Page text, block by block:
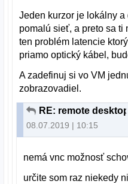
Jeden kurzor je lokálny
pomalú sieť, a preto sa ti
ten problém latencie
priamo optický kábel,
A zadefinuj si vo VM
zobrazovadiel.
08.07.2019 | 10:15
nemá vnc možnosť
určite som raz niekedy